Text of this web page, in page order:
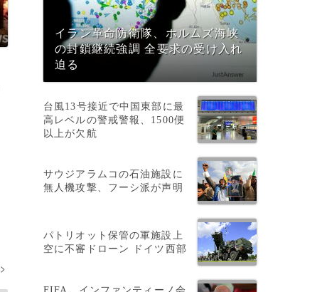
>
イラン革命防衛隊、ホルムズ海峡
の封鎖継続強調 全要求の受け入れ
迫る
台風13号接近で中国東部に最
高レベルの警戒警報、1500便
以上が欠航
サウジアラムコの石油施設に
無人機攻撃、フーシ派が声明
パトリオット保管の軍施設上
空に不審ドローン ドイツ西部
FIFA、インファンティーノ会